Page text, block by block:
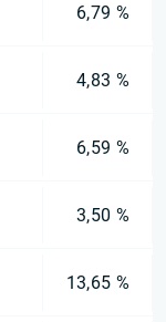
6,79 %
4,83 %
6,59 %
3,50 %
13,65 %